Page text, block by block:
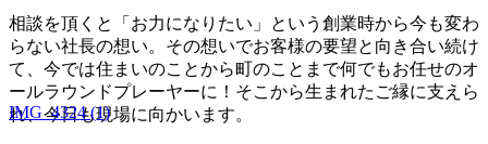
IMG_4324 (1)
相談を頂くと「お力になりたい」という創業時から今も変わ
らない社長の想い。その想いでお客様の要望と向き合い続け
て、今では住まいのことから町のことまで何でもお任せのオ
ールラウンドプレーヤーに！そこから生まれたご縁に支えら
れ、今日も現場に向かいます。